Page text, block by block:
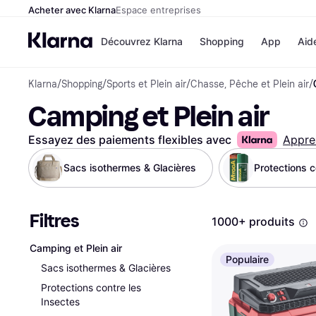
Acheter avec KlarnaEspace entreprises
Découvrez Klarna
Options de
Toutes les options de
paiement
Payer maintenant
Paiement en 3 fois
Paiement à 30 jours
Klarna sur Apple Pay
Shopping
Magasins
Temu
JD Sports
Voir tous les
App
Klarna/Shopping/Sports et Plein air/Chasse, Pêche et Plein air/
Camping et Plein air
Essayez des paiements flexibles avec
Sacs isothermes & Glacières Protections
Filtres
Camping et Plein air
Sacs isothermes & Glacières
Protections contre les
Insectes
1000+ produits
Populaire